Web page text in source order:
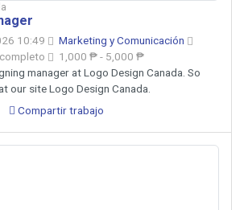
10:49
Marketing y Comunicación
1,000 ₱ - 5,000 ₱
manager at Logo Design Canada. So
our site Logo Design Canada.
Compartir trabajo